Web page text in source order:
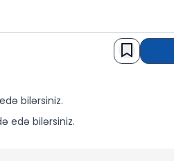
bilərsiniz.
edə bilərsiniz.